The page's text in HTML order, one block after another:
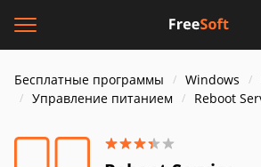
Бесплатные программы Windows
Управление питанием
Reboot